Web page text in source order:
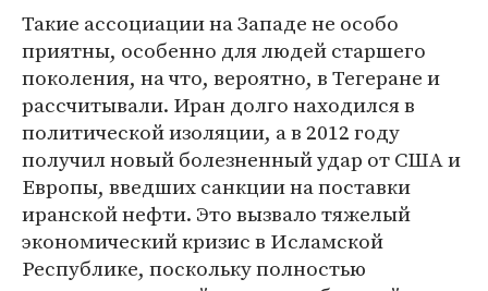
Такие ассоциации на Западе не особо
приятны, особенно для людей старшего
поколения, на что, вероятно, в Тегеране и
рассчитывали. Иран долго находился в
политической изоляции, а в 2012 году
получил новый болезненный удар от США и
Европы, введших санкции на поставки
иранской нефти. Это вызвало тяжелый
экономический кризис в Исламской
Республике, поскольку полностью